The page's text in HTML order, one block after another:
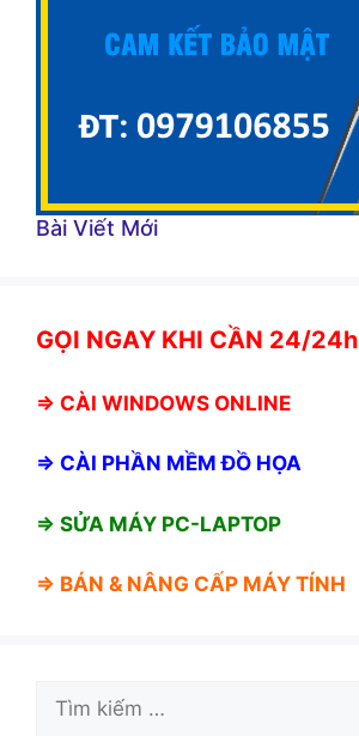
Bài Viết Mới
GỌI NGAY KHI CẦN 24/24h
⇒ CÀI WINDOWS ONLINE
⇒ CÀI PHẦN MỀM ĐỒ HỌA
⇒ SỬA MÁY PC-LAPTOP
⇒ BÁN & NÂNG CẤP MÁY TÍNH
Tìm